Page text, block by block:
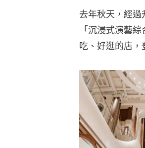
去年秋天，經過
「沉浸式演藝
吃、好逛的店，